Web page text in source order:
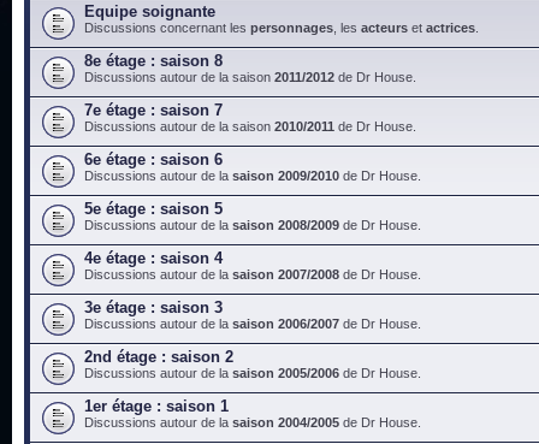
Equipe soignante
Discussions concernant les personnages , les acteurs et actrices
8e étage : saison 8
Discussions autour de la saison 2011/2012 de Dr House.
7e étage : saison 7
Discussions autour de la saison 2010/2011 de Dr House.
6e étage : saison 6
Discussions autour de la saison 2009/2010 de Dr House.
5e étage : saison 5
Discussions autour de la saison 2008/2009 de Dr House.
4e étage : saison 4
Discussions autour de la saison 2007/2008 de Dr House.
3e étage : saison 3
Discussions autour de la saison 2006/2007 de Dr House.
2nd étage : saison 2
Discussions autour de la saison 2005/2006 de Dr House.
1er étage : saison 1
Discussions autour de la saison 2004/2005 de Dr House.